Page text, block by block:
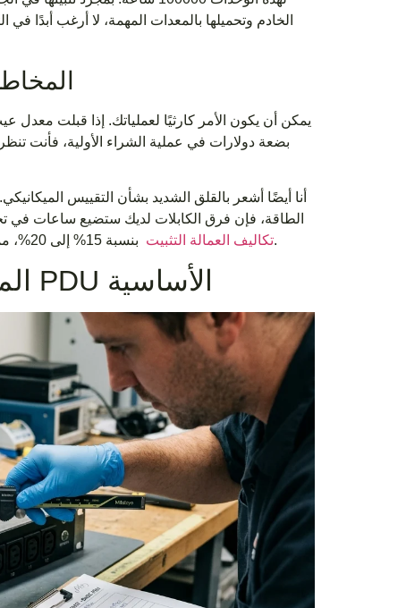
الخادم وتحميلها بالمعدات المهمة، لا أرغب أبدًا في
أنا أيضًا أشعر بالقلق الشديد بشأن التقييس
الطاقة، فإن فرق الكابلات لديك ستضيع ساعات
تكاليف العمالة التثبيتبنسبة 15% إلى 20%، مما يؤدي إلى محو أي وفورات تم تحقيقها خلال مرحلة شراء الأجهزة بشكل كامل.